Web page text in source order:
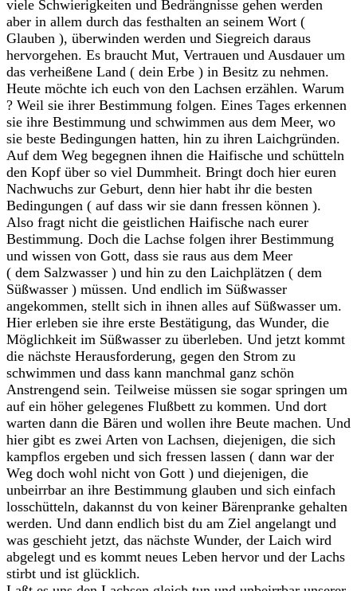
viele Schwierigkeiten und Bedrängnisse gehen werden
aber in allem durch das festhalten an seinem Wort (
Glauben ), überwinden werden und Siegreich daraus
hervorgehen. Es braucht Mut, Vertrauen und Ausdauer um
das verheißene Land ( dein Erbe ) in Besitz zu nehmen.
Heute möchte ich euch von den Lachsen erzählen. Warum
? Weil sie ihrer Bestimmung folgen. Eines Tages erkennen
sie ihre Bestimmung und schwimmen aus dem Meer, wo
sie beste Bedingungen hatten, hin zu ihren Laichgründen.
Auf dem Weg begegnen ihnen die Haifische und schütteln
den Kopf über so viel Dummheit. Bringt doch hier euren
Nachwuchs zur Geburt, denn hier habt ihr die besten
Bedingungen ( auf dass wir sie dann fressen können ).
Also fragt nicht die geistlichen Haifische nach eurer
Bestimmung. Doch die Lachse folgen ihrer Bestimmung
und wissen von Gott, dass sie raus aus dem Meer
( dem Salzwasser ) und hin zu den Laichplätzen ( dem
Süßwasser ) müssen. Und endlich im Süßwasser
angekommen, stellt sich in ihnen alles auf Süßwasser um.
Hier erleben sie ihre erste Bestätigung, das Wunder, die
Möglichkeit im Süßwasser zu überleben. Und jetzt kommt
die nächste Herausforderung, gegen den Strom zu
schwimmen und dass kann manchmal ganz schön
Anstrengend sein. Teilweise müssen sie sogar springen um
auf ein höher gelegenes Flußbett zu kommen. Und dort
warten dann die Bären und wollen ihre Beute machen. Und
hier gibt es zwei Arten von Lachsen, diejenigen, die sich
kampflos ergeben und sich fressen lassen ( dann war der
Weg doch wohl nicht von Gott ) und diejenigen, die
unbeirrbar an ihre Bestimmung glauben und sich einfach
losschütteln, dakannst du von keiner Bärenpranke gehalten
werden. Und dann endlich bist du am Ziel angelangt und
was geschieht jetzt, das nächste Wunder, der Laich wird
abgelegt und es kommt neues Leben hervor und der Lachs
stirbt und ist glücklich.